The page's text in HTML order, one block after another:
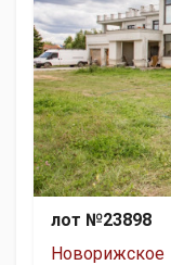
лот №23898
Новорижское